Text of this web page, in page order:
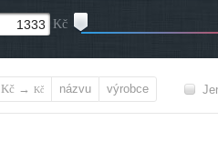
Kč
Kč → Kč názvu výrobce